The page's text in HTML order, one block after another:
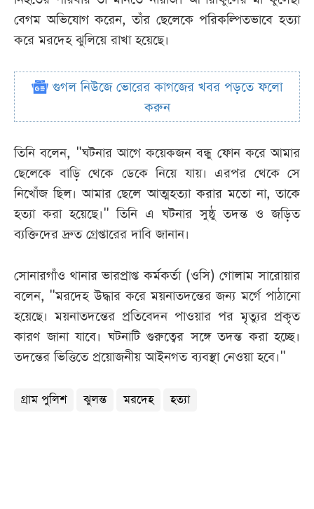
বেগম অভিযোগ করেন, তাঁর ছেলেকে পরিকল্পিতভাবে হত্যা
করে মরদেহ ঝুলিয়ে রাখা হয়েছে।
গুগল নিউজে ভোরের কাগজের খবর পড়তে ফলো
করুন
তিনি বলেন, "ঘটনার আগে কয়েকজন বন্ধু ফোন করে আমার
ছেলেকে বাড়ি থেকে ডেকে নিয়ে যায়। এরপর থেকে সে
নিখোঁজ ছিল। আমার ছেলে আত্মহত্যা করার মতো না, তাকে
হত্যা করা হয়েছে।" তিনি এ ঘটনার সুষ্ঠু তদন্ত ও জড়িত
ব্যক্তিদের দ্রুত গ্রেপ্তারের দাবি জানান।
সোনারগাঁও থানার ভারপ্রাপ্ত কর্মকর্তা (ওসি) গোলাম সারোয়ার
বলেন, "মরদেহ উদ্ধার করে ময়নাতদন্তের জন্য মর্গে পাঠানো
হয়েছে। ময়নাতদন্তের প্রতিবেদন পাওয়ার পর মৃত্যুর প্রকৃত
কারণ জানা যাবে। ঘটনাটি গুরুত্বের সঙ্গে তদন্ত করা হচ্ছে।
তদন্তের ভিত্তিতে প্রয়োজনীয় আইনগত ব্যবস্থা নেওয়া হবে।"
গ্রাম পুলিশ ঝুলন্ত মরদেহ হত্যা